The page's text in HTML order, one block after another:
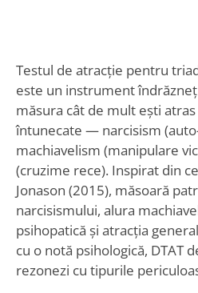
Testul de atracție pentru
este un instrument
măsura cât de mult ești
întunecate — narcisism
machiavelism (manipulare
(cruzime rece). Inspirat din
Jonason (2015), măsoară
narcisismului, alura
psihopatică și atracția
cu o notă psihologică, DTAT
rezonezi cu tipurile